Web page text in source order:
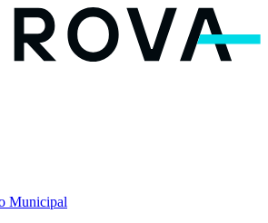
Municipal